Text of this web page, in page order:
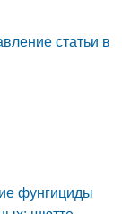
статьи в
фунгициды